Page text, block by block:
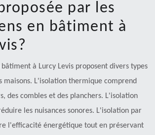
par les
en bâtiment à
bâtiment à Lurcy Levis proposent divers types
maisons. L'isolation thermique comprend
des combles et des planchers. L'isolation
les nuisances sonores. L'isolation par
l'efficacité énergétique tout en préservant